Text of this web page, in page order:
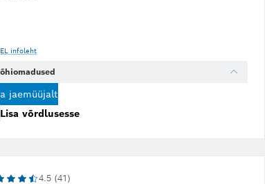
EL infoleht
jaemüüjalt
Lisa võrdlusesse
4.5 (41)